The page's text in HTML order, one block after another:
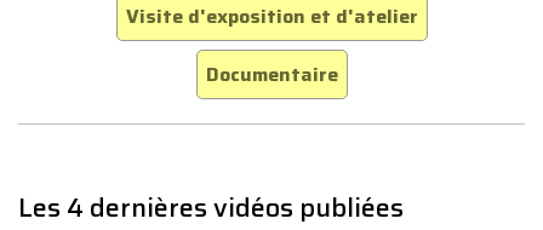
Visite d'exposition et d'atelier
Documentaire
Les 4 dernières vidéos publiées